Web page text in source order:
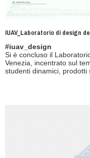
IUAV_Laboratorio di design
#iuav_design
Si è concluso il
Venezia, incentrato sul
studenti dinamici,